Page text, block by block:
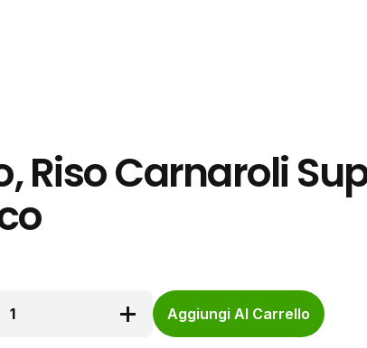
Riso Carnaroli
1
Aggiungi Al Carrello